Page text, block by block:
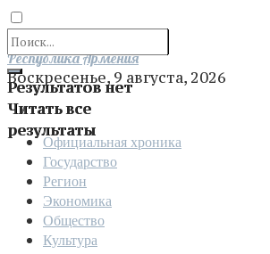
Результатов нет
Читать все
результаты
Отправить
Республика Армения
Воскресенье, 9 августа, 2026
Официальная хроника
Государство
Регион
Экономика
Общество
Культура